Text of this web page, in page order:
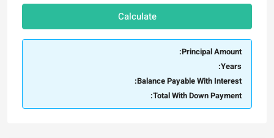
Calculate
Principal Amount:
Years:
Balance Payable With Interest:
Total With Down Payment: